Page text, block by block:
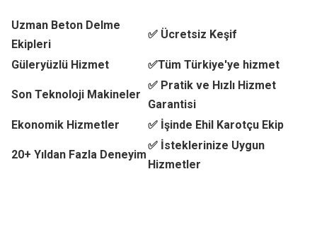
Uzman Beton Delme
Ekipleri
✅ Ücretsiz Keşif
Güleryüzlü Hizmet ✅Tüm Türkiye'ye hizmet
Son Teknoloji Makineler
✅ Pratik ve Hızlı Hizmet
Garantisi
Ekonomik Hizmetler
✅ İşinde Ehil Karotçu Ekip
20+ Yıldan Fazla Deneyim
✅ İsteklerinize Uygun
Hizmetler